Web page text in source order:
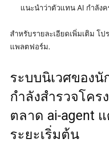
แนะนำว่าตัวแทน AI กำลัง
สำหรับรายละเอียดเพิ่มเติม โ
แพลตฟอร์ม.
ระบบนิเวศของ
กำลังสำรวจโคร
ตลาด ai-agent
ระยะเริ่มต้น